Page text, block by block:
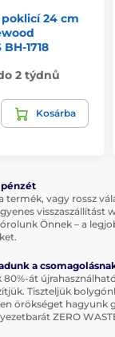
24 cm
BH-1718
2 týdnů
Kosárba
termék, vagy rossz
visszaszállítást
Önnek – a
a
át
Tiszteljük
örökséget hagyunk
ZERO